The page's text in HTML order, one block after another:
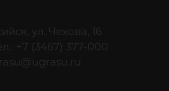
ул. Чехова, 16
+7 (3467) 377-000